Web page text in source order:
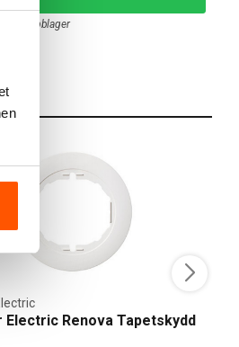
I webblager
Electric Renova Tapetskydd